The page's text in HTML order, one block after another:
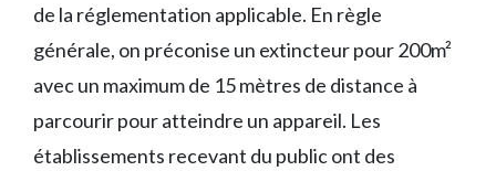
de la réglementation applicable. En règle
générale, on préconise un extincteur pour 200m²
avec un maximum de 15 mètres de distance à
parcourir pour atteindre un appareil. Les
établissements recevant du public ont des